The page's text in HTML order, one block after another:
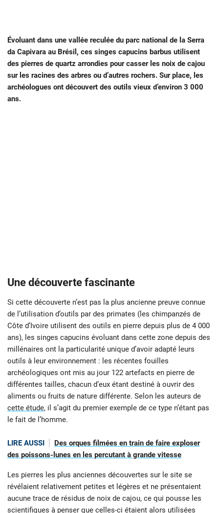
Évoluant dans une vallée reculée du parc national de la Serra
da Capivara au Brésil, ces singes capucins barbus utilisent
des pierres de quartz arrondies pour casser les noix de cajou
sur les racines des arbres ou d’autres rochers. Sur place, les
archéologues ont découvert des outils vieux d’environ 3 000
ans.
Une découverte fascinante
Si cette découverte n’est pas la plus ancienne preuve connue
de l’utilisation d’outils par des primates (les chimpanzés de
Côte d’Ivoire utilisent des outils en pierre depuis plus de 4 000
ans), les singes capucins évoluant dans cette zone depuis des
millénaires ont la particularité unique d’avoir adapté leurs
outils à leur environnement : les récentes fouilles
archéologiques ont mis au jour 122 artefacts en pierre de
différentes tailles, chacun d’eux étant destiné à ouvrir des
aliments ou fruits de nature différente. Selon les auteurs de
cette étude, il s’agit du premier exemple de ce type n’étant pas
le fait de l’homme.
LIRE AUSSI
Des orques filmées en train de faire exploser
des poissons-lunes en les percutant à grande vitesse
Les pierres les plus anciennes découvertes sur le site se
révélaient relativement petites et légères et ne présentaient
aucune trace de résidus de noix de cajou, ce qui pousse les
scientifiques à penser que celles-ci étaient alors utilisées